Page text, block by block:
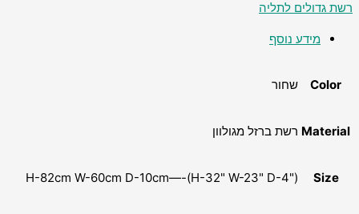
רשת גדולים לתליה
מידע נוסף
Color שחור
Material רשת ברזל מגולוון
Size
H-82cm W-60cm D-10cm—-(H-32" W-23" D-4")